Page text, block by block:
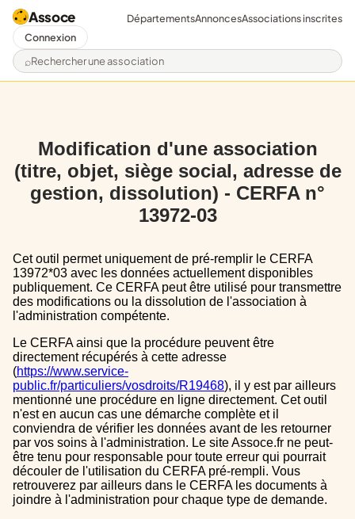
Assoce
Rechercher une association
DépartementsAnnoncesAssociations inscrites
Connexion
Modification d'une association
(titre, objet, siège social, adresse de
gestion, dissolution) - CERFA n°
13972-03
Cet outil permet uniquement de pré-remplir le CERFA
13972*03 avec les données actuellement disponibles
publiquement. Ce CERFA peut être utilisé pour transmettre
des modifications ou la dissolution de l'association à
l'administration compétente.
Le CERFA ainsi que la procédure peuvent être
directement récupérés à cette adresse
(https://www.service-
public.fr/particuliers/vosdroits/R19468), il y est par ailleurs
mentionné une procédure en ligne directement. Cet outil
n'est en aucun cas une démarche complète et il
conviendra de vérifier les données avant de les retourner
par vos soins à l'administration. Le site Assoce.fr ne peut-
être tenu pour responsable pour toute erreur qui pourrait
découler de l'utilisation du CERFA pré-rempli. Vous
retrouverez par ailleurs dans le CERFA les documents à
joindre à l'administration pour chaque type de demande.